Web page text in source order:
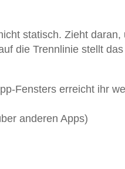
statisch. Zieht daran,
die Trennlinie stellt
Fensters erreicht ihr
anderen Apps)